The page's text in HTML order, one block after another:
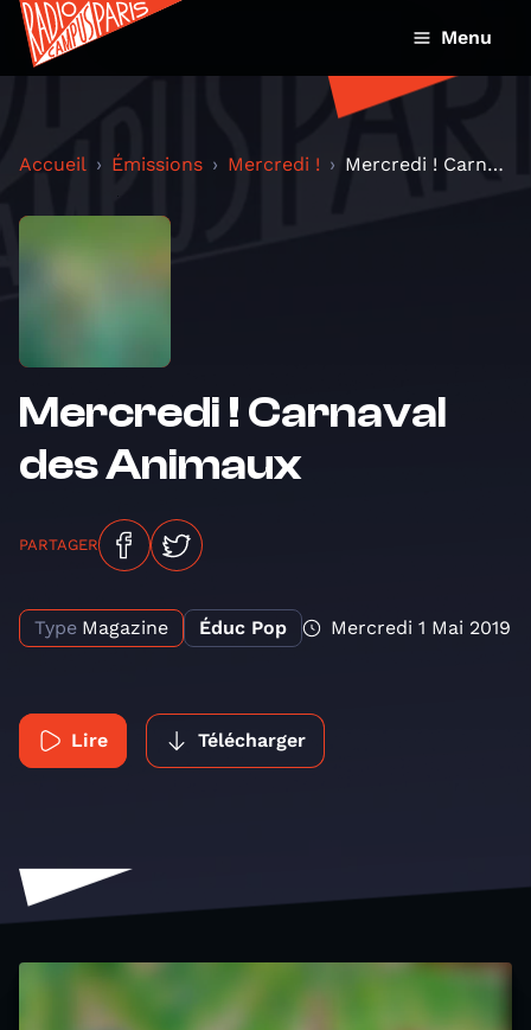
Menu
Accueil Émissions Mercredi ! Mercredi ! Carnaval des Animaux
Mercredi ! Carnaval
des Animaux
PARTAGER
Type Magazine Éduc Pop Mercredi 1 Mai 2019
Lire Télécharger